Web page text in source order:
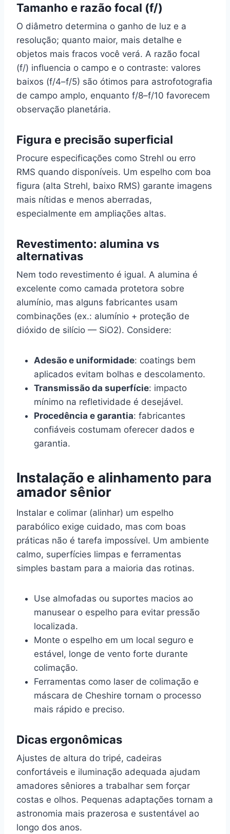
Tamanho e razão focal (f/)
O diâmetro determina o ganho de luz e a
resolução; quanto maior, mais detalhe e
objetos mais fracos você verá. A razão focal
(f/) influencia o campo e o contraste: valores
baixos (f/4–f/5) são ótimos para astrofotografia
de campo amplo, enquanto f/8–f/10 favorecem
observação planetária.
Figura e precisão superficial
Procure especificações como Strehl ou erro
RMS quando disponíveis. Um espelho com boa
figura (alta Strehl, baixo RMS) garante imagens
mais nítidas e menos aberradas,
especialmente em ampliações altas.
Revestimento: alumina vs
alternativas
Nem todo revestimento é igual. A alumina é
excelente como camada protetora sobre
alumínio, mas alguns fabricantes usam
combinações (ex.: alumínio + proteção de
dióxido de silício — SiO2). Considere:
Adesão e uniformidade: coatings bem
aplicados evitam bolhas e descolamento.
Transmissão da superfície: impacto
mínimo na refletividade é desejável.
Procedência e garantia: fabricantes
confiáveis costumam oferecer dados e
garantia.
Instalação e alinhamento para
amador sênior
Instalar e colimar (alinhar) um espelho
parabólico exige cuidado, mas com boas
práticas não é tarefa impossível. Um ambiente
calmo, superfícies limpas e ferramentas
simples bastam para a maioria das rotinas.
Use almofadas ou suportes macios ao
manusear o espelho para evitar pressão
localizada.
Monte o espelho em um local seguro e
estável, longe de vento forte durante
colimação.
Ferramentas como laser de colimação e
máscara de Cheshire tornam o processo
mais rápido e preciso.
Dicas ergonômicas
Ajustes de altura do tripé, cadeiras
confortáveis e iluminação adequada ajudam
amadores sêniores a trabalhar sem forçar
costas e olhos. Pequenas adaptações tornam a
astronomia mais prazerosa e sustentável ao
longo dos anos.